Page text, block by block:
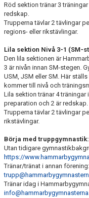
Röd sektion tränar 3
redskap.
Trupperna tävlar 2 tävlingar
regions- eller rikstävlingar.
Lila sektion Nivå 3-1 (SM-
Den lila sektionen är
3 är nivån innan SM-stegen.
USM, JSM eller SM. Här
kommer till nivå och
Lila sektion tränar 4 träningar
preparation och 2 är redskap.
Trupperna tävlar 2 tävlingar
rikstävlingar.
Börja med truppgymnastik:
Utan tidigare
https://
Tränar/tränat i annan
Tränar idag i